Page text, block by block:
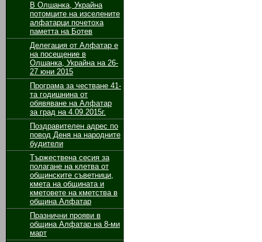
В Олшанка, Украйна
потомците на изселените
алфатарци почетоха
паметта на Ботев
Делегация от Алфатар е
на посещение в
Олшанка, Украйна на 26-
27 юни 2015
Програма за честване 41-
та годишнина от
обявяване на Алфатар
за град на 4.09.2015г.
Поздравителен адрес по
повод Деня на народните
будители
Тържествена сесия за
полагане на клетва от
общинските съветници,
кмета на общината и
кметовете на кметства в
община Алфатар
Празнични прояви в
община Алфатар на 8-ми
март